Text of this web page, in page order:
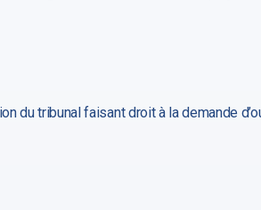
du tribunal faisant droit à la demande